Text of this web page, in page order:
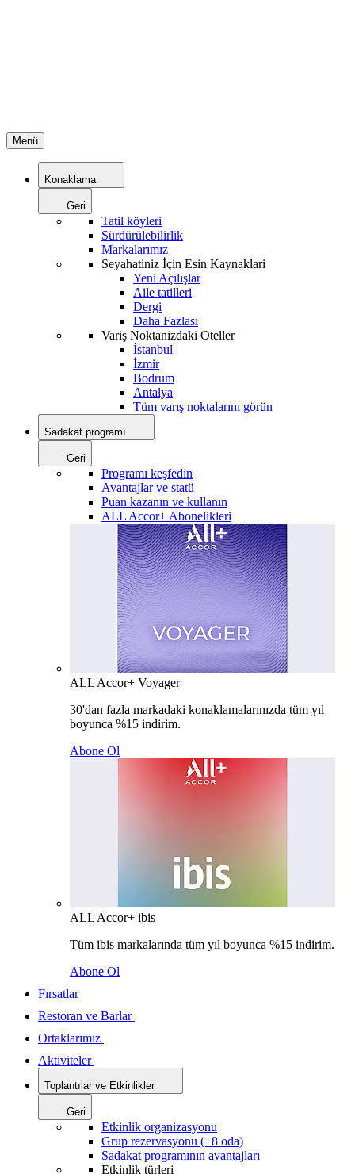
Menü
Konaklama
Geri
Tatil köyleri
Sürdürülebilirlik
Markalarımız
Seyahatiniz İçin Esin Kaynaklari
Yeni Açılışlar
Aile tatilleri
Dergi
Daha Fazlası
Variş Noktanizdaki Oteller
İstanbul
İzmir
Bodrum
Antalya
Tüm varış noktalarını görün
Sadakat programı
Geri
Programı keşfedin
Avantajlar ve statü
Puan kazanın ve kullanın
ALL Accor+ Abonelikleri
ALL Accor+ Voyager
30'dan fazla markadaki konaklamalarınızda tüm yıl
boyunca %15 indirim.
Abone Ol
ALL Accor+ ibis
Tüm ibis markalarında tüm yıl boyunca %15 indirim.
Abone Ol
Fırsatlar
Restoran ve Barlar
Ortaklarımız
Aktiviteler
Toplantılar ve Etkinlikler
Geri
Etkinlik organizasyonu
Grup rezervasyonu (+8 oda)
Sadakat programının avantajları
Etkinlik türleri